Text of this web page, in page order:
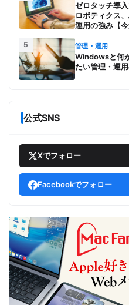
ゼロタッチ導
ロボティクス
運用の強み【
5 管理・運用
Windowsと何
たい管理・運
公式SNS
Xでフォロー
Facebookでフォロー